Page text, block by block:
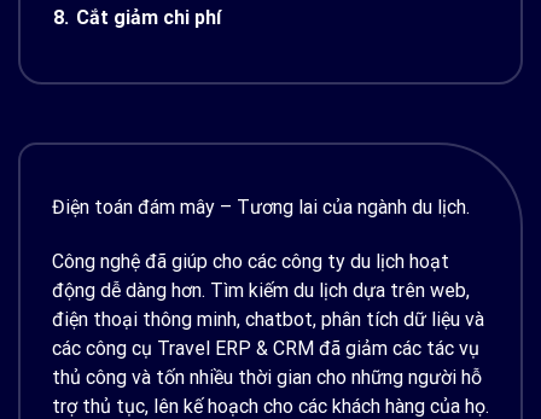
8. Cắt giảm chi phí
Điện toán đám mây – Tương lai của ngành du lịch.
Công nghệ đã giúp cho các công ty du lịch hoạt
động dễ dàng hơn. Tìm kiếm du lịch dựa trên web,
điện thoại thông minh, chatbot, phân tích dữ liệu và
các công cụ Travel ERP & CRM đã giảm các tác vụ
thủ công và tốn nhiều thời gian cho những người hỗ
trợ thủ tục, lên kế hoạch cho các khách hàng của họ.